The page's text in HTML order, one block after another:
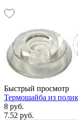
Быстрый просмотр
Термошайба из
8 руб.
7.52 руб.